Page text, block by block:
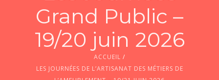
ACTUS & DOSSIERS
Grand Public –
19/20 juin 2026
ACCUEIL /
LES JOURNÉES DE L’ARTISANAT DES MÉTIERS DE